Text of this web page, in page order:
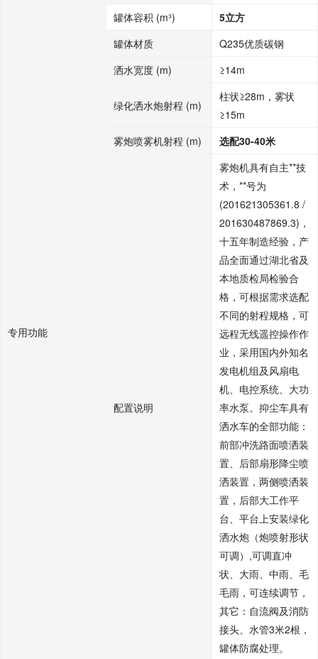
专用功能
罐体容积 (m³)
5立方
罐体材质
Q235优质碳钢
洒水宽度 (m)
≥14m
绿化洒水炮射程 (m)
柱状≥28m，雾状
≥15m
雾炮喷雾机射程 (m)
选配30-40米
配置说明
雾炮机具有自主**技
术，**号为
(201621305361.8 /
201630487869.3)，
十五年制造经验，产
品全面通过湖北省及
本地质检局检验合
格，可根据需求选配
不同的射程规格，可
远程无线遥控操作作
业，采用国内外知名
发电机组及风扇电
机、电控系统、大功
率水泵。抑尘车具有
洒水车的全部功能：
前部冲洗路面喷洒装
置、后部扇形降尘喷
洒装置，两侧喷洒装
置，后部大工作平
台、平台上安装绿化
洒水炮（炮喷射形状
可调）,可调直冲
状、大雨、中雨、毛
毛雨，可连续调节，
其它：自流阀及消防
接头、水管3米2根，
罐体防腐处理。